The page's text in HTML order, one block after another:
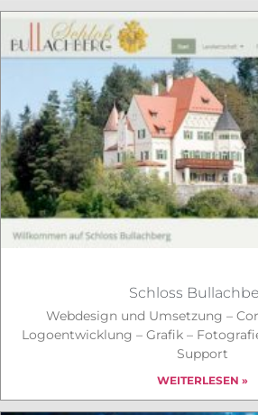
Schloss
Webdesign und Umsetzung –
Logoentwicklung – Grafik –
Support
WEITERLESEN »